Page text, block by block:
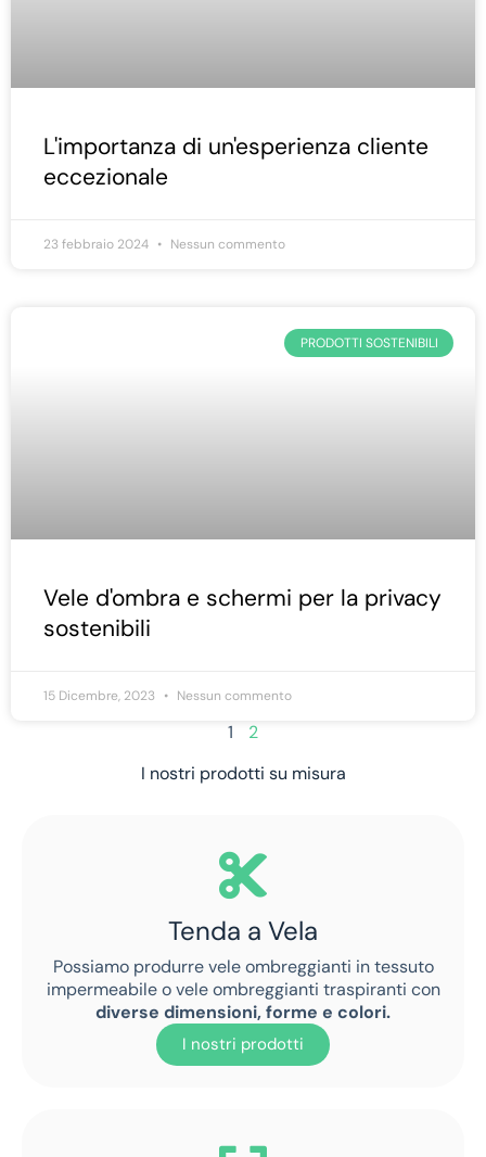
L'importanza di un'esperienza cliente
eccezionale
23 febbraio 2024 Nessun commento
PRODOTTI SOSTENIBILI
Vele d'ombra e schermi per la privacy
sostenibili
15 Dicembre, 2023 Nessun commento
1
2
I nostri prodotti su misura
Tenda a Vela
Possiamo produrre vele ombreggianti in tessuto
impermeabile o vele ombreggianti traspiranti con
diverse dimensioni, forme e colori.
I nostri prodotti